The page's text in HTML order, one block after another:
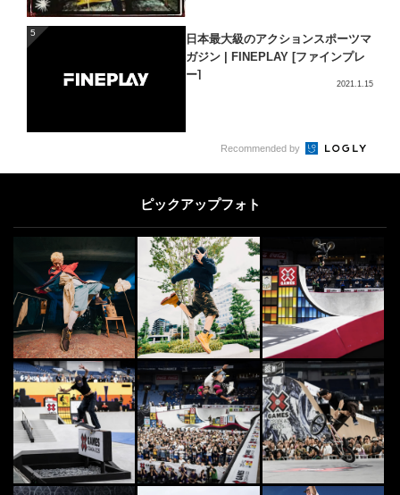
5
日本最大級のアクションスポーツマ
ガジン | FINEPLAY [ファインプレ
ー]
2021.1.15
PARKOUR
国内最大規模のパルクール施設MIS
DANCE
世界最高峰のダンスコンテストの日
本大会 『ALL JAPAN HIPHOP D
A...
2026.3.11
8 SURF
カリフォルニアのサーファー愛用
「オールグッド」の日焼け止めがサ
ンゴ礁を救うワケ
2023.10.12
7
8
Recommended by
ピックアップフォト